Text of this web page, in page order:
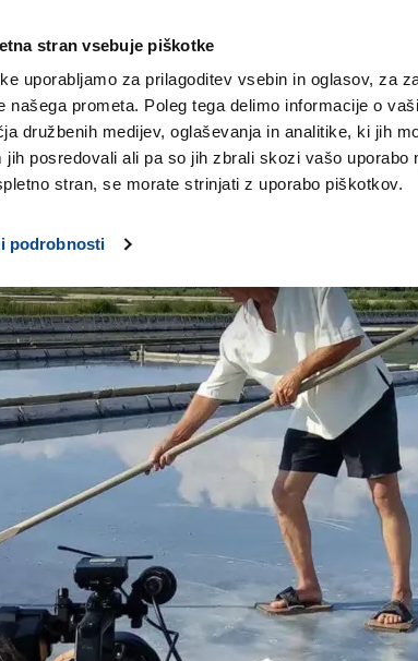
stran vsebuje piškotke
uporabljamo za prilagoditev vsebin in oglasov, za
našega prometa. Poleg tega delimo informacije o
družbenih medijev, oglaševanja in analitike, ki jih
jih posredovali ali pa so jih zbrali skozi vašo
stran, se morate strinjati z uporabo piškotkov.
podrobnosti
avgusta 2026
NOVICE TRŽAŠKA GORIŠKA
na Canale 5